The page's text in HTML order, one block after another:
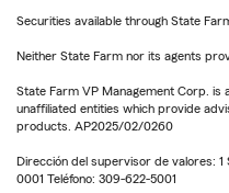
Securities available through State
Neither State Farm nor its agents
State Farm VP Management Corp.
unaffiliated entities which provide
products. AP2025/02/0260
Dirección del supervisor de valores: 1
0001 Teléfono: 309-622-5001